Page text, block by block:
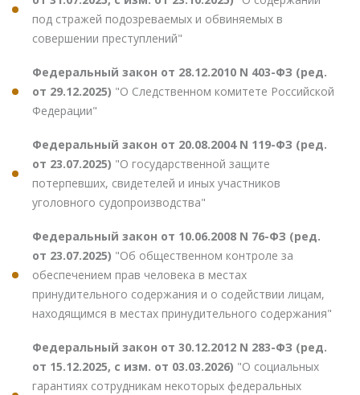
под стражей подозреваемых и обвиняемых в
совершении преступлений"
Федеральный закон от 28.12.2010 N 403-ФЗ (ред.
от 29.12.2025) "О Следственном комитете Российской
Федерации"
Федеральный закон от 20.08.2004 N 119-ФЗ (ред.
от 23.07.2025) "О государственной защите
потерпевших, свидетелей и иных участников
уголовного судопроизводства"
Федеральный закон от 10.06.2008 N 76-ФЗ (ред.
от 23.07.2025) "Об общественном контроле за
обеспечением прав человека в местах
принудительного содержания и о содействии лицам,
находящимся в местах принудительного содержания"
Федеральный закон от 30.12.2012 N 283-ФЗ (ред.
от 15.12.2025, с изм. от 03.03.2026) "О социальных
гарантиях сотрудникам некоторых федеральных